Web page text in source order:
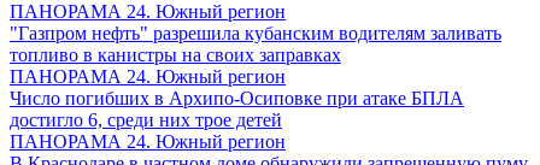
ПАНОРАМА 24. Южный регион
"Газпром нефть" разрешила кубанским водителям заливать
топливо в канистры на своих заправках
ПАНОРАМА 24. Южный регион
Число погибших в Архипо-Осиповке при атаке БПЛА
достигло 6, среди них трое детей
ПАНОРАМА 24. Южный регион